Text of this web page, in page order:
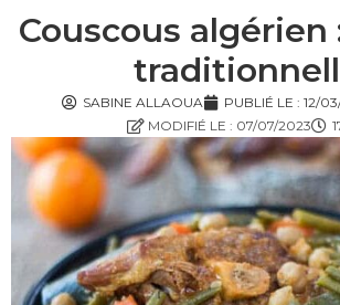
Couscous algérien
SABINE ALLAOUA PUBLIÉ LE : 12/
MODIFIÉ LE : 07/07/2023